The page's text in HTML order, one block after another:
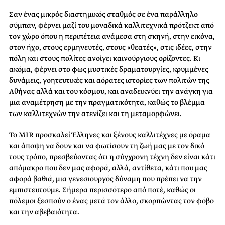
Σαν ένας μικρός διαστημικός σταθμός σε ένα παράλληλο
σύμπαν, φέρνει μαζί του μοναδικά καλλιτεχνικά πρότζεκτ από
τον χώρο όπου η περιπέτεια ανάμεσα στη σκηνή, στην εικόνα,
στον ήχο, στους ερμηνευτές, στους «θεατές», στις ιδέες, στην
πόλη και στους πολίτες ανοίγει καινούργιους ορίζοντες. Κι
ακόμα, φέρνει στο φως μυστικές δραματουργίες, κρυμμένες
δυνάμεις, γοητευτικές και αόρατες ιστορίες των πολιτών της
Αθήνας αλλά και του κόσμου, και αναδεικνύει την ανάγκη για
μια αναμέτρηση με την πραγματικότητα, καθώς το βλέμμα
των καλλιτεχνών την ατενίζει και τη μεταμορφώνει.
Το MIR προσκαλεί Έλληνες και ξένους καλλιτέχνες με όραμα
και άποψη να δουν και να φωτίσουν τη ζωή μας με τον δικό
τους τρόπο, πρεσβεύοντας ότι η σύγχρονη τέχνη δεν είναι κάτι
απόμακρο που δεν μας αφορά, αλλά, αντίθετα, κάτι που μας
αφορά βαθιά, μια γενεσιουργός δύναμη που πρέπει να την
εμπιστευτούμε. Σήμερα περισσότερο από ποτέ, καθώς οι
πόλεμοι ξεσπούν ο ένας μετά τον άλλο, σκορπώντας τον φόβο
και την αβεβαιότητα.